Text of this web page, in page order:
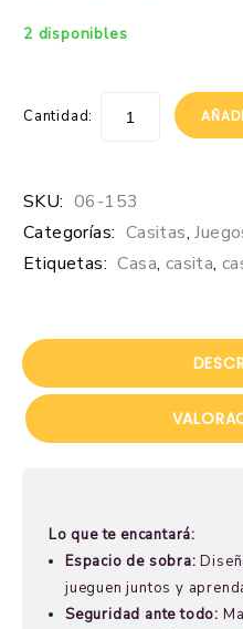
2 disponibles
Cantidad:
SKU: 06-153
Categorías: Casitas,
Etiquetas: Casa, casita,
Lo que te encantará:
Espacio de sobra:
jueguen juntos y
Seguridad ante todo: